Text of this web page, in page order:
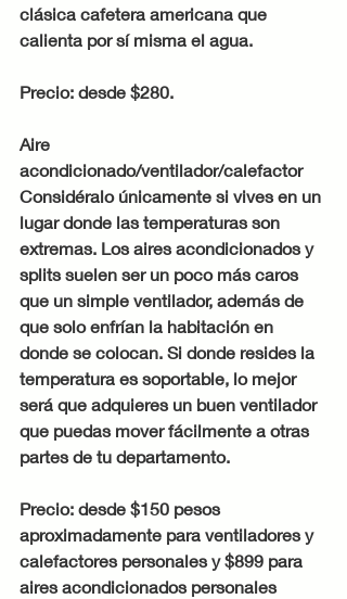
clásica cafetera americana que
calienta por sí misma el agua.
Precio: desde $280.
Aire
acondicionado/ventilador/calefactor
Considéralo únicamente si vives en un
lugar donde las temperaturas son
extremas. Los aires acondicionados y
splits suelen ser un poco más caros
que un simple ventilador, además de
que solo enfrían la habitación en
donde se colocan. Si donde resides la
temperatura es soportable, lo mejor
será que adquieres un buen ventilador
que puedas mover fácilmente a otras
partes de tu departamento.
Precio: desde $150 pesos
aproximadamente para ventiladores y
calefactores personales y $899 para
aires acondicionados personales